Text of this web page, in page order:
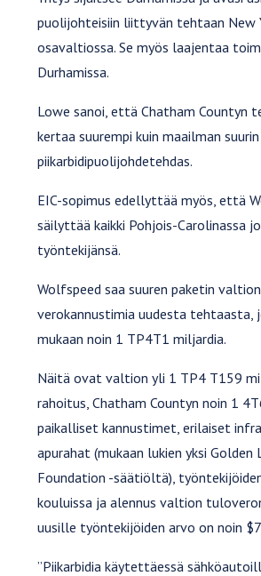
puolijohteisiin liittyvän tehtaan New
osavaltiossa. Se myös laajentaa
Durhamissa.
Lowe sanoi, että Chatham Countyn
kertaa suurempi kuin maailman suurin
piikarbidipuolijohdetehdas.
EIC-sopimus edellyttää myös, että
säilyttää kaikki Pohjois-Carolinassa
työntekijänsä.
Wolfspeed saa suuren paketin
verokannustimia uudesta tehtaasta,
mukaan noin 1 TP4T1 miljardia.
Näitä ovat valtion yli 1 TP4 T159
rahoitus, Chatham Countyn noin 1
paikalliset kannustimet, erilaiset
apurahat (mukaan lukien yksi Golden
Foundation -säätiöltä),
kouluissa ja alennus valtion
uusille työntekijöiden arvo on noin
”Piikarbidia käytettäessä